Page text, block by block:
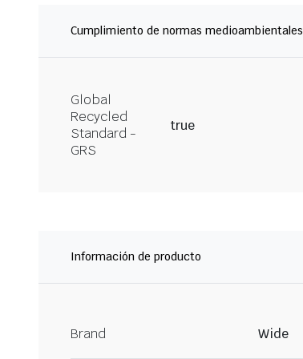
Cumplimiento de normas medioambientales
Global
Recycled
Standard -
GRS
true
Información de producto
Brand Wide